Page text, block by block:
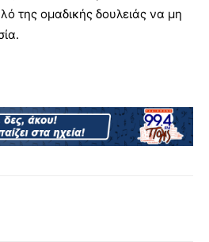
της ομαδικής δουλειάς να μη